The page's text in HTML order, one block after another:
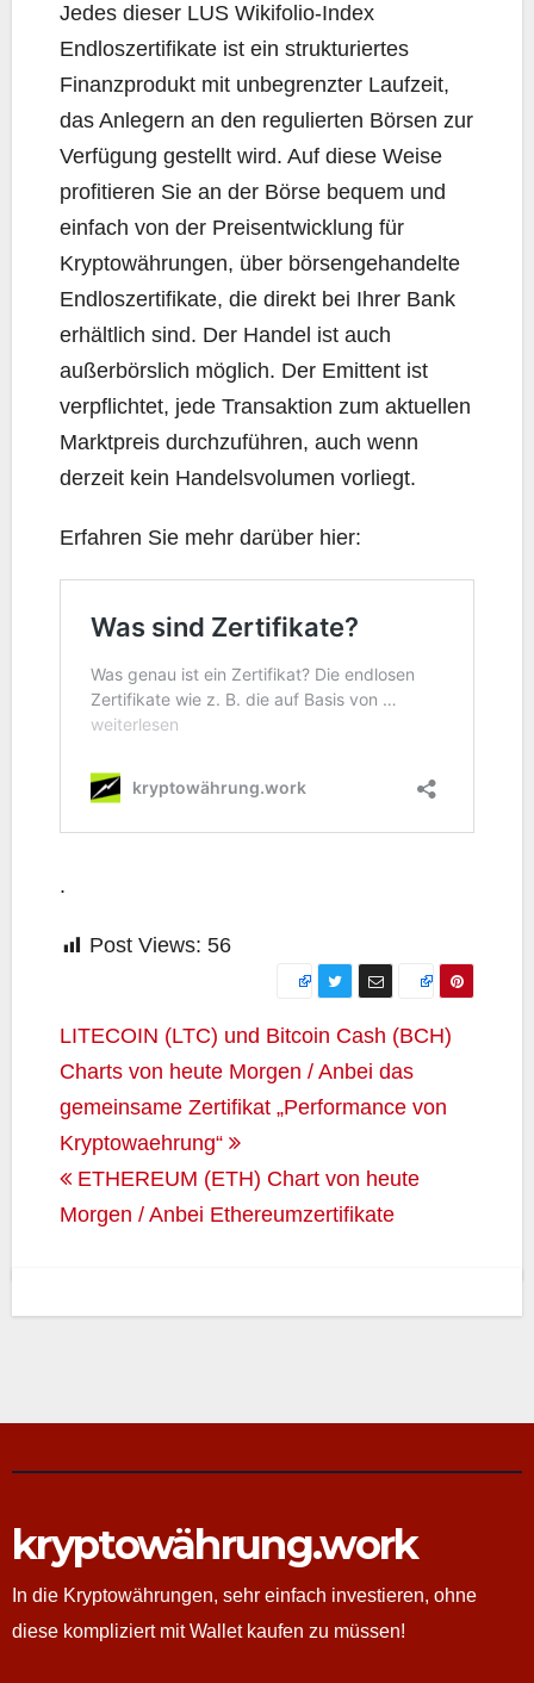
Jedes dieser LUS Wikifolio-Index
Endloszertifikate ist ein strukturiertes
Finanzprodukt mit unbegrenzter Laufzeit,
das Anlegern an den regulierten Börsen zur
Verfügung gestellt wird. Auf diese Weise
profitieren Sie an der Börse bequem und
einfach von der Preisentwicklung für
Kryptowährungen, über börsengehandelte
Endloszertifikate, die direkt bei Ihrer Bank
erhältlich sind. Der Handel ist auch
außerbörslich möglich. Der Emittent ist
verpflichtet, jede Transaktion zum aktuellen
Marktpreis durchzuführen, auch wenn
derzeit kein Handelsvolumen vorliegt.
Erfahren Sie mehr darüber hier:
.
Post Views: 56
Beitragsnavigation
LITECOIN (LTC) und Bitcoin Cash (BCH)
Charts von heute Morgen / Anbei das
gemeinsame Zertifikat „Performance von
Kryptowaehrung“
ETHEREUM (ETH) Chart von heute
Morgen / Anbei Ethereumzertifikate
kryptowährung.work
In die Kryptowährungen, sehr einfach investieren, ohne
diese kompliziert mit Wallet kaufen zu müssen!